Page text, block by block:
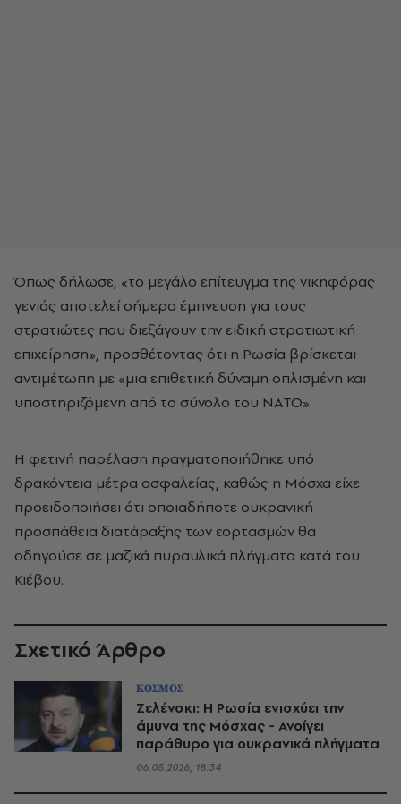
Όπως δήλωσε, «το μεγάλο επίτευγμα της νικηφόρας
γενιάς αποτελεί σήμερα έμπνευση για τους
στρατιώτες που διεξάγουν την ειδική στρατιωτική
επιχείρηση», προσθέτοντας ότι η Ρωσία βρίσκεται
αντιμέτωπη με «μια επιθετική δύναμη οπλισμένη και
υποστηριζόμενη από το σύνολο του ΝΑΤΟ».
Η φετινή παρέλαση πραγματοποιήθηκε υπό
δρακόντεια μέτρα ασφαλείας, καθώς η Μόσχα είχε
προειδοποιήσει ότι οποιαδήποτε ουκρανική
προσπάθεια διατάραξης των εορτασμών θα
οδηγούσε σε μαζικά πυραυλικά πλήγματα κατά του
Κιέβου.
Σχετικό Άρθρο
ΚΟΣΜΟΣ
Ζελένσκι: Η Ρωσία ενισχύει την
άμυνα της Μόσχας - Ανοίγει
παράθυρο για ουκρανικά πλήγματα
06.05.2026, 18:34